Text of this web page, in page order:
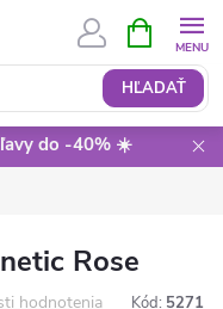
HĽADAŤ
KOŠÍK
do -40% ☀️
Rose
hodnotenia Kód: 5271